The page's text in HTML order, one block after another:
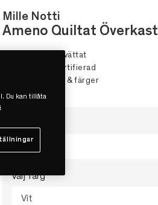
Mille Notti
Ameno Quiltat Överkast
• Quiltat & stentvättat
• OEKO-TEX-certifierad
• Flera storlekar & färger
Välj färg
Vit
Du kan tillåta